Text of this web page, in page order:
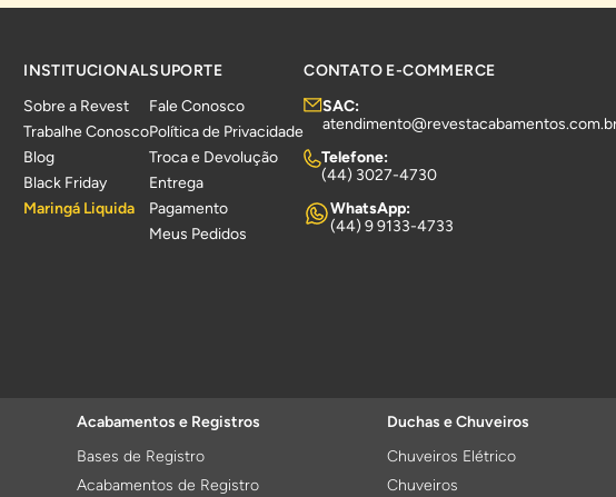
INSTITUCIONAL
Sobre a Revest
Trabalhe Conosco
Blog
Black Friday
Maringá Liquida
SUPORTE
Fale Conosco
Política de Privacidade
Troca e Devolução
Entrega
Pagamento
Meus Pedidos
CONTATO E-COMMERCE
SAC:
Telefone:
(44) 3027-4730
WhatsApp:
(44) 9 9133-4733
Acabamentos e Registros
Bases de Registro
Acabamentos de Registro
Duchas e Chuveiros
Chuveiros Elétrico
Chuveiros